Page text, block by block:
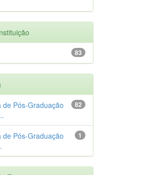
83
82
de Pós-Graduação
1
de Pós-Graduação